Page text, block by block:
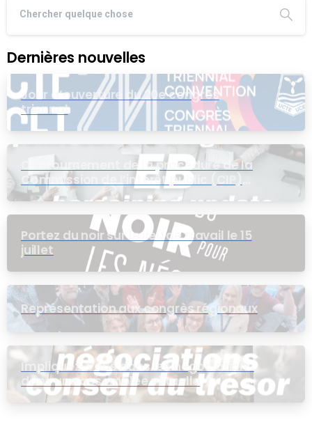
Dernières nouvelles
Jour d’ouverture du 20e congrès
triennal
Contournement de la procédure de la
Commission de l’intérêt public (CIP)
pour le groupe EB
Portez du noir sur le lieu de travail le 15
juillet
Représentation aux congrès régionaux
Impliquez-vous dans les négociations
dans une assemblée virtuelle